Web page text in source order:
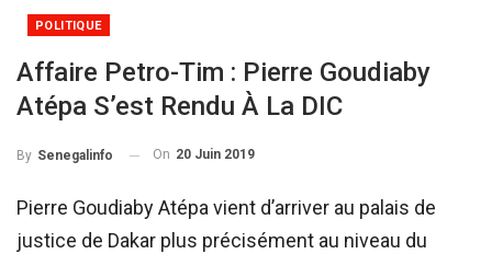
POLITIQUE
Affaire Petro-Tim : Pierre Goudiaby
Atépa S’est Rendu À La DIC
By Senegalinfo On 20 Juin 2019
Pierre Goudiaby Atépa vient d’arriver au palais de
justice de Dakar plus précisément au niveau du